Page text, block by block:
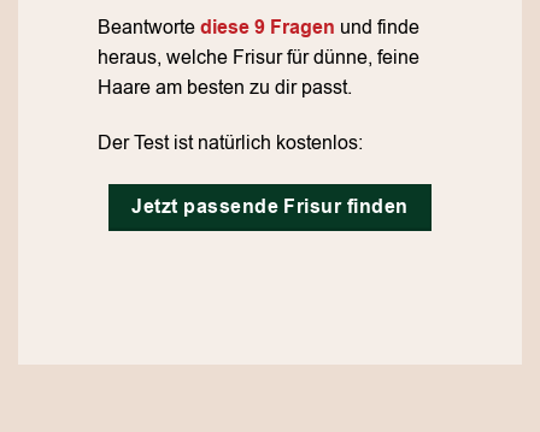
Beantwortediese 9 Fragen und finde
heraus, welche Frisur für dünne, feine
Haare am besten zu dir passt.
Der Test ist natürlich kostenlos:
Jetzt passende Frisur finden